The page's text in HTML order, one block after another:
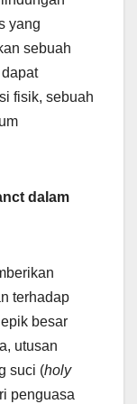
yang
sebuah
fisik, sebuah
dalam
terhadap
besar
utusan
suci (holy
penguasa